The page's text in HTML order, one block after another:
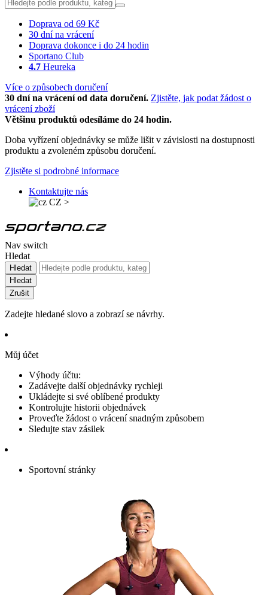
Doprava od 69 Kč
30 dní na vrácení
Doprava dokonce i do 24 hodin
Sportano Club
4.7 Heureka
Více o způsobech doručení
30 dní na vrácení od data doručení. Zjistěte, jak podat žádost o
vrácení zboží
Většinu produktů odesíláme do 24 hodin.
Doba vyřízení objednávky se může lišit v závislosti na dostupnosti
produktu a zvoleném způsobu doručení.
Zjistěte si podrobné informace
Kontaktujte nás
CZ >
Nav switch
Hledat
Hledat
Hledat
Zrušit
Zadejte hledané slovo a zobrazí se návrhy.
Můj účet
Výhody účtu:
Zadávejte další objednávky rychleji
Ukládejte si své oblíbené produkty
Kontrolujte historii objednávek
Proveďte žádost o vrácení snadným způsobem
Sledujte stav zásilek
Sportovní stránky